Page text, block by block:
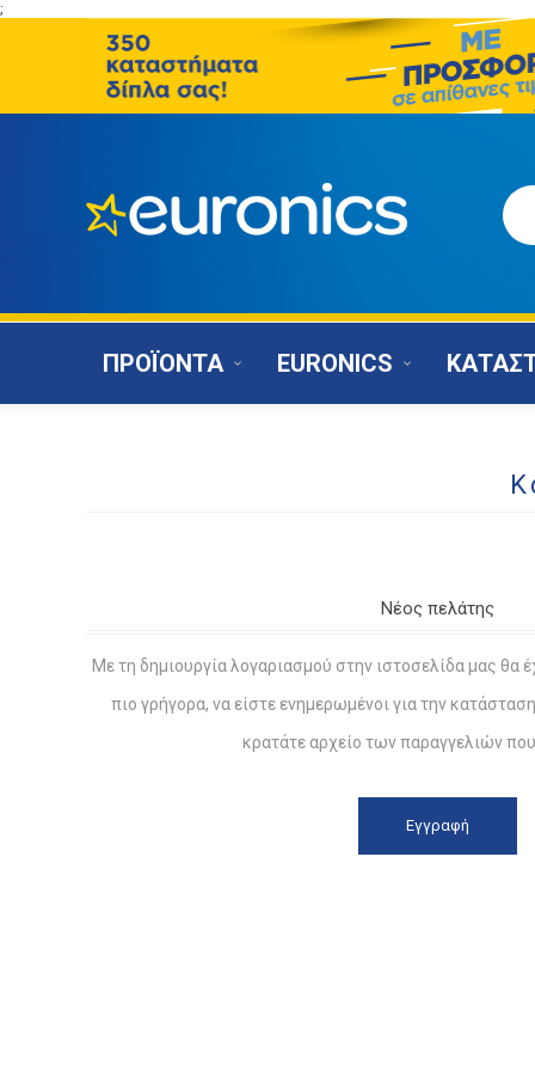
;
ΠΡΟΪΟΝΤΑ EURONICS
Νέος πελάτης
Με τη δημιουργία λογαριασμού στην ιστοσελίδα μας θα
πιο γρήγορα, να είστε ενημερωμένοι για την
κρατάτε αρχείο των παραγγελιών που